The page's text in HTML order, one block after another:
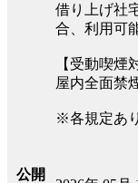
借り上げ社
合、利用可
【受動喫煙
屋内全面禁
※各規定あり
公開